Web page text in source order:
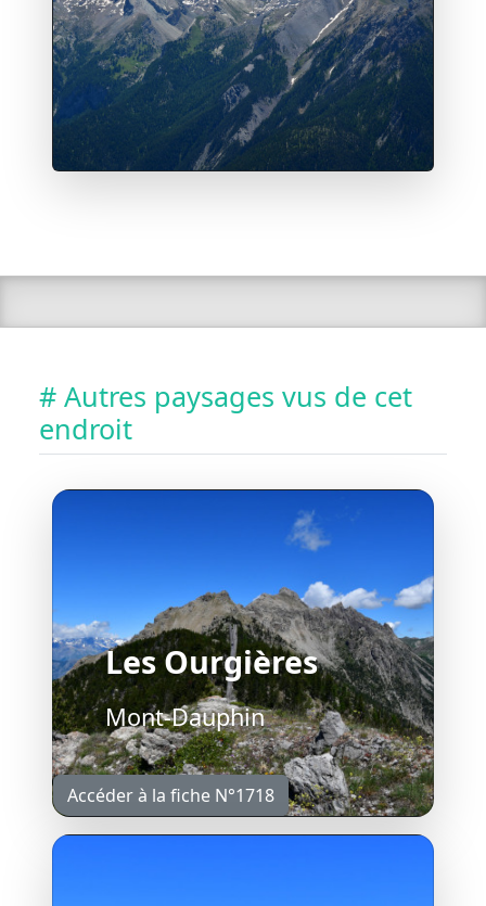
# Autres paysages vus de cet
endroit
Les Ourgières
Mont-Dauphin
Accéder à la fiche N°1718